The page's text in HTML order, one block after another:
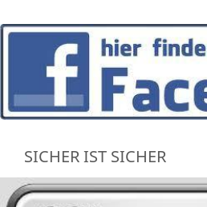
SICHER IST SICHER